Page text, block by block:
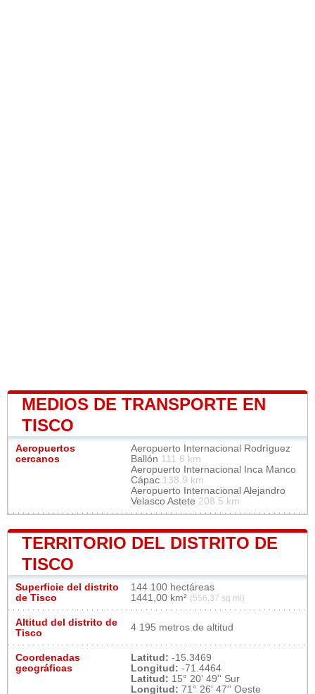
MEDIOS DE TRANSPORTE EN
TISCO
Aeropuertos
cercanos
Aeropuerto Internacional Rodríguez
Ballón 111.6 km
Aeropuerto Internacional Inca Manco
Cápac 138.9 km
Aeropuerto Internacional Alejandro
Velasco Astete 208.5 km
TERRITORIO DEL DISTRITO DE
TISCO
Superficie del distrito
de Tisco
144 100 hectáreas
1441,00 km² (556,37 sq mi)
Altitud del distrito de
Tisco
4 195 metros de altitud
Coordenadas
geográficas
Latitud: -15.3469
Longitud: -71.4464
Latitud: 15° 20' 49'' Sur
Longitud: 71° 26' 47'' Oeste